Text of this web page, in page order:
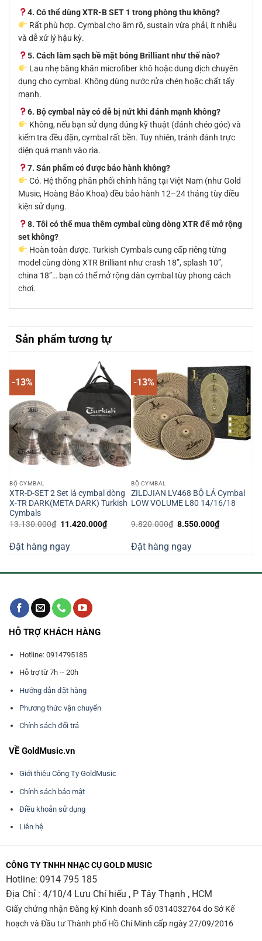
4. Có thể dùng XTR-B SET 1 trong phòng thu không?
Rất phù hợp. Cymbal cho âm rõ, sustain vừa phải, ít nhiễu
và dễ xử lý hậu kỳ.
5. Cách làm sạch bề mặt bóng Brilliant như thế nào?
Lau nhẹ bằng khăn microfiber khô hoặc dung dịch chuyên
dụng cho cymbal. Không dùng nước rửa chén hoặc chất tẩy
mạnh.
6. Bộ cymbal này có dễ bị nứt khi đánh mạnh không?
Không, nếu bạn sử dụng đúng kỹ thuật (đánh chéo góc) và
kiểm tra đều đặn, cymbal rất bền. Tuy nhiên, tránh đánh trực
diện quá mạnh vào rìa.
7. Sản phẩm có được bảo hành không?
Có. Hệ thống phân phối chính hãng tại Việt Nam (như Gold
Music, Hoàng Bảo Khoa) đều bảo hành 12–24 tháng tùy điều
kiện sử dụng.
8. Tôi có thể mua thêm cymbal cùng dòng XTR để mở rộng
set không?
Hoàn toàn được. Turkish Cymbals cung cấp riêng từng
model cùng dòng XTR Brilliant như crash 18”, splash 10”,
china 18”… bạn có thể mở rộng dàn cymbal tùy phong cách
chơi.
Sản phẩm tương tự
-13%
BỘ CYMBAL
XTR-D-SET 2 Set lá cymbal dòng
X-TR DARK(META DARK) Turkish
Cymbals
13.130.000₫ Giá
13.130.000₫.
11.420.000₫Giá
hiện
11.420.000₫.
Đặt hàng ngay
-13%
BỘ CYMBAL
ZILDJIAN LV468 BỘ LÁ Cymbal
LOW VOLUME L80 14/16/18
9.820.000₫ Giá
9.820.000₫.
8.550.000₫Giá
hiện
Đặt hàng ngay
HỖ TRỢ KHÁCH HÀNG
Hotline: 0914795185
Hỗ trợ từ 7h -- 20h
Hướng dẫn đặt hàng
Phương thức vận chuyển
Chính sách đổi trả
VỀ GoldMusic.vn
Giới thiệu Công Ty GoldMusic
Chính sách bảo mật
Điều khoản sử dụng
Liên hệ
CÔNG TY TNHH NHẠC CỤ GOLD MUSIC
Hotline: 0914 795 185
Địa Chỉ : 4/10/4 Lưu Chí hiếu , P Tây Thạnh , HCM
Giấy chứng nhận Đăng ký Kinh doanh số 0314032764 do Sở Kế
hoạch và Đầu tư Thành phố Hồ Chí Minh cấp ngày 27/09/2016